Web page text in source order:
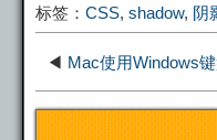
k m
标签： CSS, shadow, 阴
◀ Mac使用Windows